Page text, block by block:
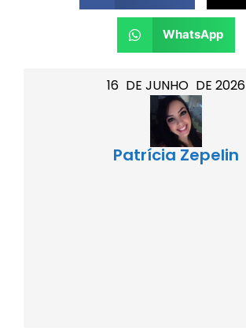
16 DE JUNHO DE 2026
Patrícia Zepelin
WhatsApp